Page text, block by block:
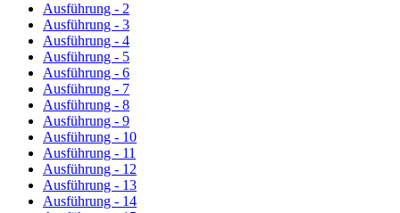
Ausführung - 2
Ausführung - 3
Ausführung - 4
Ausführung - 5
Ausführung - 6
Ausführung - 7
Ausführung - 8
Ausführung - 9
Ausführung - 10
Ausführung - 11
Ausführung - 12
Ausführung - 13
Ausführung - 14